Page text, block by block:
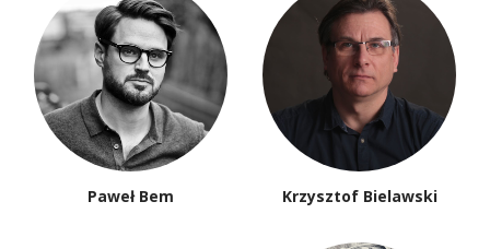
Paweł Bem Krzysztof Bielawski